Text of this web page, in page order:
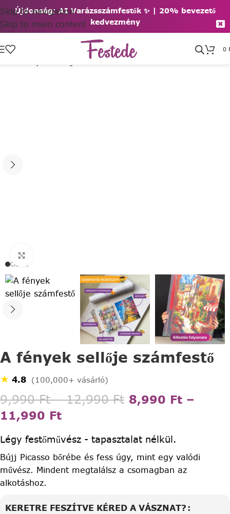
Újdonság: AI Varázsszámfestők ✨ | 20% bevezető
kedvezmény
Skip to navigation
Skip to main content
0
A fények sellője számfestő
★ 4.8 (100,000+ vásárló)
9,990Ft – 12,990Ft 8,990 Ft –
11,990 Ft
Légy festőművész - tapasztalat nélkül.
Bújj Picasso bőrébe és fess úgy, mint egy valódi
művész. Mindent megtalálsz a csomagban az
alkotáshoz.
KERETRE FESZÍTVE KÉRED A VÁSZNAT?